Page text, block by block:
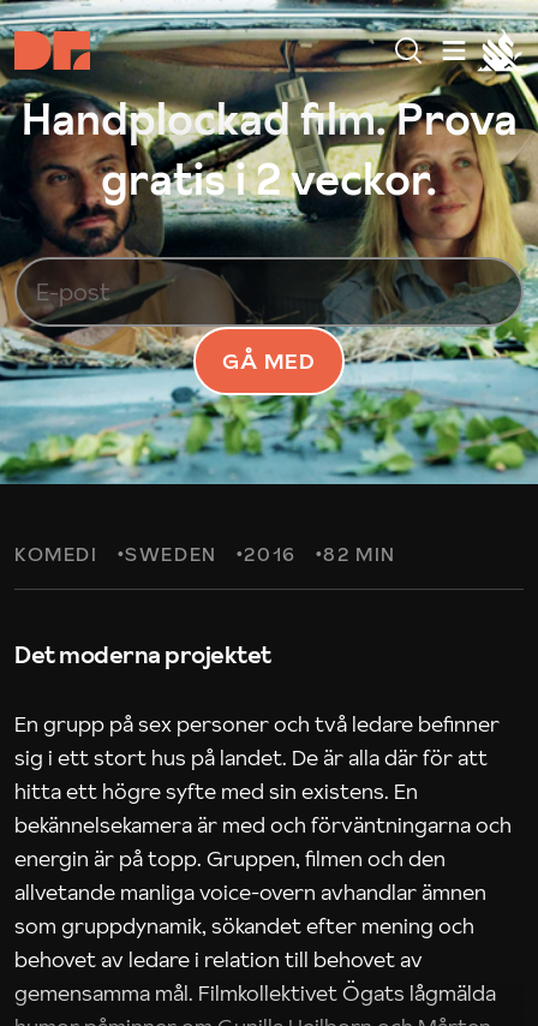
Handplockad film. Prova
gratis i 2 veckor.
GÅ MED
KOMEDI SWEDEN 2016 82 MIN
Det moderna projektet
En grupp på sex personer och två ledare befinner
sig i ett stort hus på landet. De är alla där för att
hitta ett högre syfte med sin existens. En
bekännelsekamera är med och förväntningarna och
energin är på topp. Gruppen, filmen och den
allvetande manliga voice-overn avhandlar ämnen
som gruppdynamik, sökandet efter mening och
behovet av ledare i relation till behovet av
gemensamma mål. Filmkollektivet Ögats lågmälda